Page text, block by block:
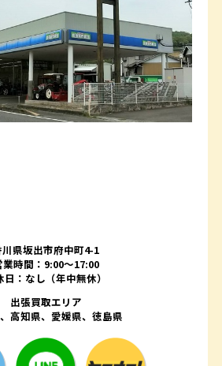
県坂出市府中町4-1
業時間：9:00～17:00
日：なし（年中無休）
出張買取エリア
高知県、愛媛県、徳島県